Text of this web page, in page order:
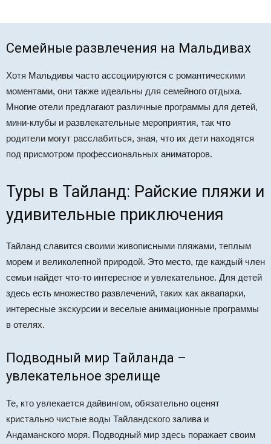
Семейные развлечения на Мальдивах
Хотя Мальдивы часто ассоциируются с романтическими
моментами, они также идеальны для семейного отдыха.
Многие отели предлагают различные программы для детей,
мини-клубы и развлекательные мероприятия, так что
родители могут расслабиться, зная, что их дети находятся
под присмотром профессиональных аниматоров.
Туры в Тайланд: Райские пляжи и
удивительные приключения
Тайланд славится своими живописными пляжами, теплым
морем и великолепной природой. Это место, где каждый член
семьи найдет что-то интересное и увлекательное. Для детей
здесь есть множество развлечений, таких как аквапарки,
интересные экскурсии и веселые анимационные программы
в отелях.
Подводный мир Тайланда –
увлекательное зрелище
Те, кто увлекается дайвингом, обязательно оценят
кристально чистые воды Тайландского залива и
Андаманского моря. Подводный мир здесь поражает своим